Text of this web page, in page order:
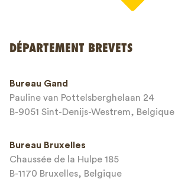
Adresse email*
Message*
DÉPARTEMENT BREVETS
Bureau Gand
Pauline van Pottelsberghelaan 24
B-9051 Sint-Denijs-Westrem, Belgique
Bureau Bruxelles
Chaussée de la Hulpe 185
B-1170 Bruxelles, Belgique